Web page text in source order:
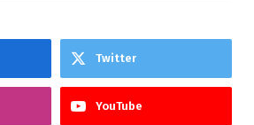
Twitter
YouTube